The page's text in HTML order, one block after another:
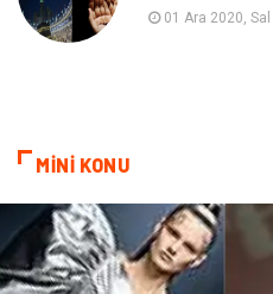
01 Ara 2020, Sal
MİNİ KONU